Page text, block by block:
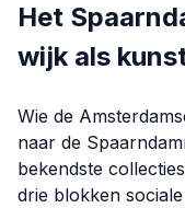
Het
wijk als
Wie de
naar de
bekendste
drie blokken